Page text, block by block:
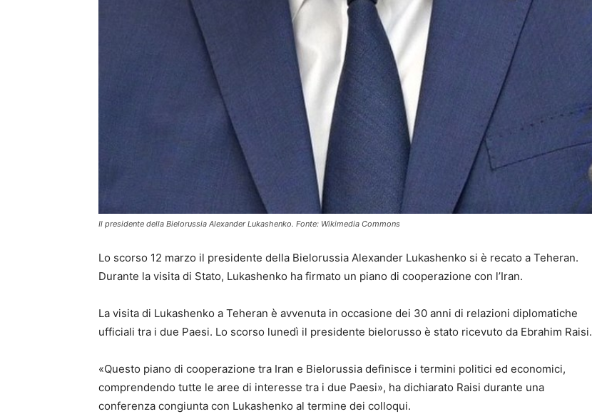
Il presidente della Bielorussia Alexander Lukashenko. Fonte: Wikimedia Commons
Lo scorso 12 marzo il presidente della Bielorussia Alexander Lukashenko si è recato a Teheran.
Durante la visita di Stato, Lukashenko ha firmato un piano di cooperazione con l’Iran.
La visita di Lukashenko a Teheran è avvenuta in occasione dei 30 anni di relazioni diplomatiche
ufficiali tra i due Paesi. Lo scorso lunedì il presidente bielorusso è stato ricevuto da Ebrahim Raisi.
«Questo piano di cooperazione tra Iran e Bielorussia definisce i termini politici ed economici,
comprendendo tutte le aree di interesse tra i due Paesi», ha dichiarato Raisi durante una
conferenza congiunta con Lukashenko al termine dei colloqui.